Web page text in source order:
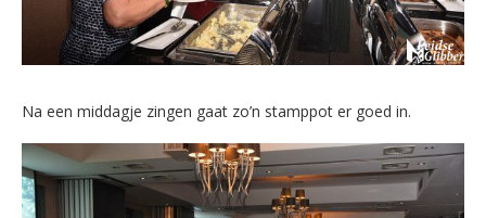
Na een middagje zingen gaat zo’n stamppot er goed in.